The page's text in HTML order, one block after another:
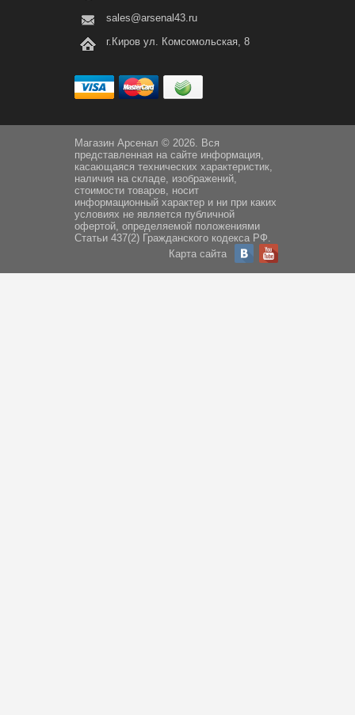
sales@arsenal43.ru
г.Киров ул. Комсомольская, 8
Магазин Арсенал © 2026. Вся
представленная на сайте информация,
касающаяся технических характеристик,
наличия на складе, изображений,
стоимости товаров, носит
информационный характер и ни при каких
условиях не является публичной
офертой, определяемой положениями
Статьи 437(2) Гражданского кодекса РФ.
Карта сайта